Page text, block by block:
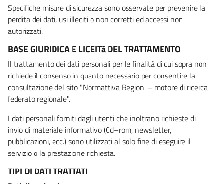
Specifiche misure di sicurezza sono osservate per prevenire la
perdita dei dati, usi illeciti o non corretti ed accessi non
autorizzati.
BASE GIURIDICA E LICEITà DEL TRATTAMENTO
Il trattamento dei dati personali per le finalità di cui sopra non
richiede il consenso in quanto necessario per consentire la
consultazione del sito "Normattiva Regioni – motore di ricerca
federato regionale".
I dati personali forniti dagli utenti che inoltrano richieste di
invio di materiale informativo (Cd–rom, newsletter,
pubblicazioni, ecc.) sono utilizzati al solo fine di eseguire il
servizio o la prestazione richiesta.
TIPI DI DATI TRATTATI